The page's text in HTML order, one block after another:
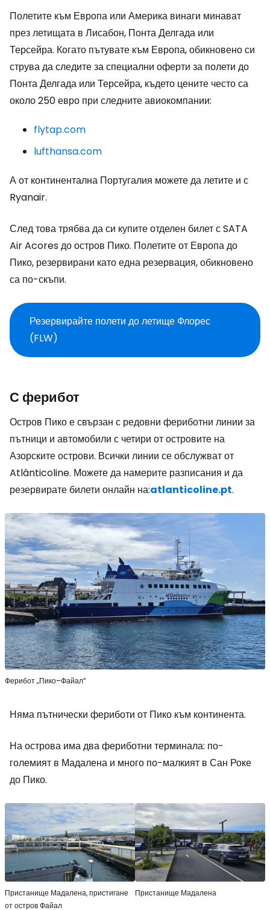
Полетите към Европа или Америка винаги минават
през летищата в Лисабон, Понта Делгада или
Терсейра. Когато пътувате към Европа, обикновено си
струва да следите за специални оферти за полети до
Понта Делгада или Терсейра, където цените често са
около 250 евро при следните авиокомпании:
flytap.com
lufthansa.com
А от континентална Португалия можете да летите и с
Ryanair.
След това трябва да си купите отделен билет с SATA
Air Acores до остров Пико. Полетите от Европа до
Пико, резервирани като една резервация, обикновено
са по-скъпи.
Резервирайте полети до летище Флорес
(FLW)
С ферибот
Остров Пико е свързан с редовни фериботни линии за
пътници и автомобили с четири от островите на
Азорските острови. Всички линии се обслужват от
Atlânticoline. Можете да намерите разписания и да
резервирате билети онлайн на:atlanticoline.pt.
Ферибот „Пико–Файал“
Няма пътнически фериботи от Пико към континента.
На острова има два фериботни терминала: по-
големият в Мадалена и много по-малкият в Сан Роке
до Пико.
Пристанище Мадалена, пристигане
от остров Файал
Пристанище Мадалена